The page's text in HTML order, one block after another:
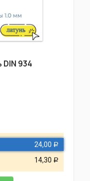
934
24,00 Р
14,30 Р